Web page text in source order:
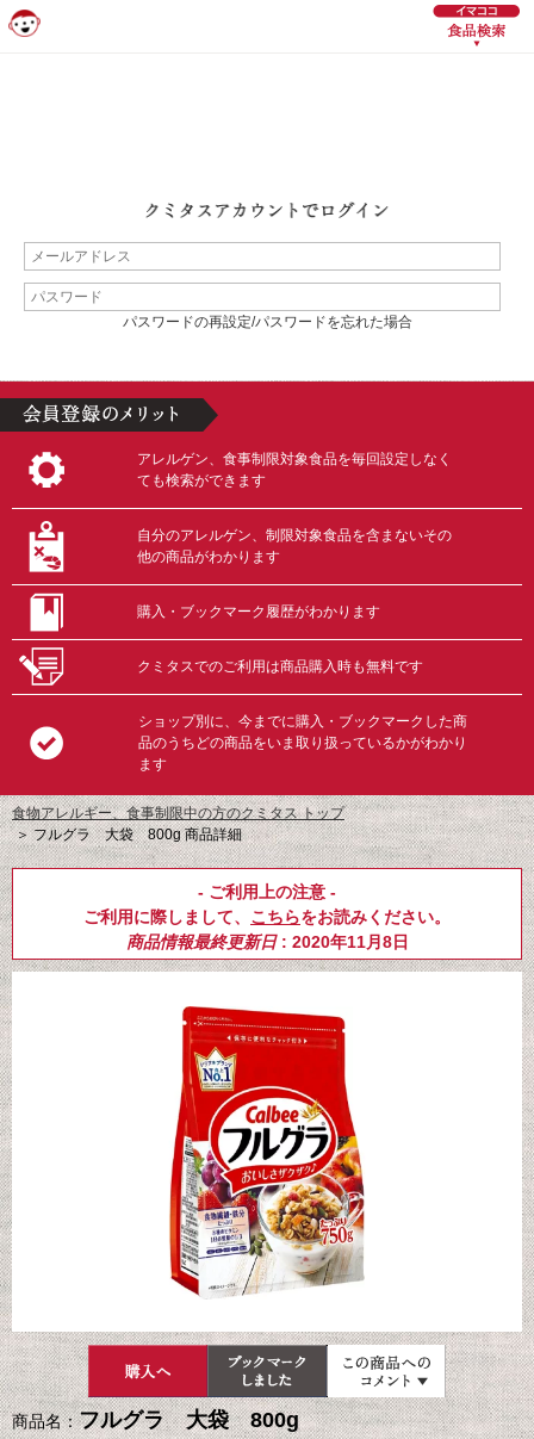
パスワードの再設定/パスワードを忘れた場合
アレルゲン、食事制限対象食品を毎回設定しなく
ても検索ができます
自分のアレルゲン、制限対象食品を含まないその
他の商品がわかります
購入・ブックマーク履歴がわかります
クミタスでのご利用は商品購入時も無料です
ショップ別に、今までに購入・ブックマークした商
品のうちどの商品をいま取り扱っているかがわかり
ます
食物アレルギー、食事制限中の方のクミタス トップ
＞フルグラ 大袋 800g 商品詳細
- ご利用上の注意 -
ご利用に際しまして、 こちらをお読みください。
商品情報最終更新日: 2020年11月8日
商品名：フルグラ 大袋 800g